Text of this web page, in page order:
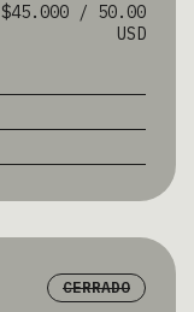
$45.000 / 50.00
USD
CERRADO